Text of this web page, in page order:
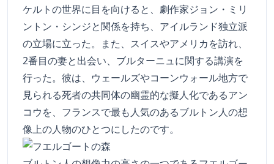
ケルトの世界に目を向けると、劇作家ジョン・ミリ
ントン・シンジと関係を持ち、アイルランド独立派
の立場に立った。また、スイスやアメリカを訪れ、
2番目の妻と出会い、ブルターニュに関する講演を
行った。彼は、ウェールズやコーンウォール地方で
見られる死者の共同体の幽霊的な擬人化であるアン
コウを、フランスで最も人気のあるブルトン人の想
像上の人物のひとつにしたのです。